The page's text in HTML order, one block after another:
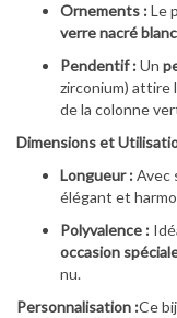
Ornements :Le
verre nacré blanc
Pendentif :Un
zirconium) attire
de la colonne
Dimensions et
Longueur :Avec
élégant et
Polyvalence :
occasion
nu.
Personnalisation :Ce